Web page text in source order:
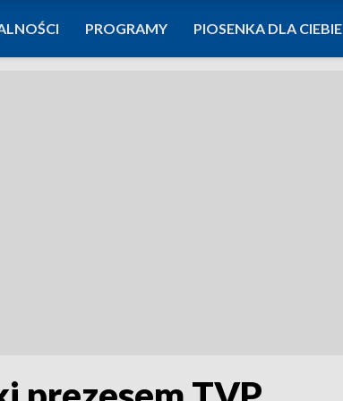
PROGRAMY PIOSENKA DLA CIEBIE